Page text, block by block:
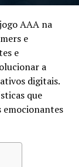
em um
Os
e outros
chave:
principais —
transações
governança.
em um
ativos,
oferta e
AAA na
e
e
a
digitais.
que
emocionantes